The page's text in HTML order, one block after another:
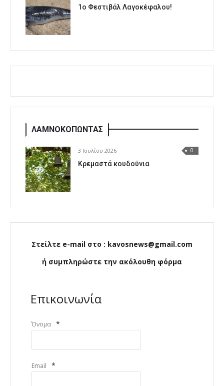
1o Φεστιβάλ Λαγοκέφαλου!
ΛΑΜΝΟΚΟΠΩΝΤΑΣ
3 Ιουλίου 2026 0
Κρεμαστά κουδούνια
Στείλτε e-mail στο : kavosnews@gmail.com
ή συμπληρώστε την ακόλουθη φόρμα
Επικοινωνία
Όνομα *
Email *